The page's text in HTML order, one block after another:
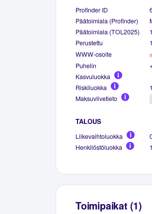
Profinder ID
Päätoimiala (Profinder)
Päätoimiala (TOL2025)
Perustettu
WWW-osoite
Puhelin
Kasvuluokka
Riskiluokka
1
Maksuviivetieto
TALOUS
Liikevaihtoluokka
Henkilöstöluokka
Toimipaikat (1)